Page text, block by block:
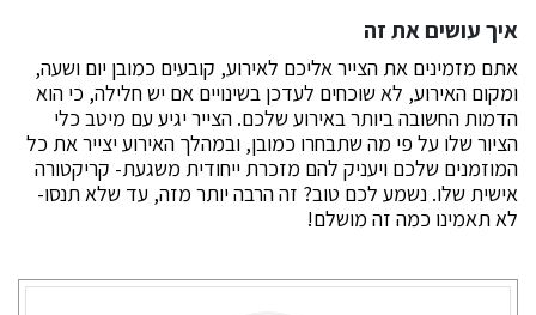
איך עושים את זה
אתם מזמינים את הצייר אליכם לאירוע, קובעים כמובן יום ושעה,
ומקום האירוע, לא שוכחים לעדכן בשינויים אם יש חלילה, כי הוא
הדמות החשובה ביותר באירוע שלכם. הצייר יגיע עם מיטב כלי
הציור שלו על פי מה שתבחרו כמובן, ובמהלך האירוע יצייר את כל
המוזמנים שלכם ויעניק להם מזכרת ייחודית משגעת- קריקטורה
אישית שלו. נשמע לכם טוב? זה הרבה יותר מזה, עד שלא תנסו-
לא תאמינו כמה זה מושלם!